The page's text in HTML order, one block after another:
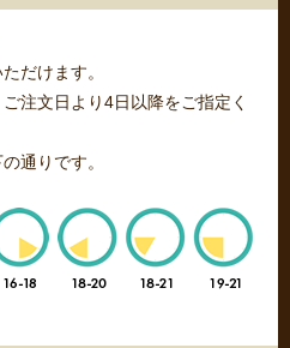
だけます。
注文日より4日以降をご指定く
通りです。